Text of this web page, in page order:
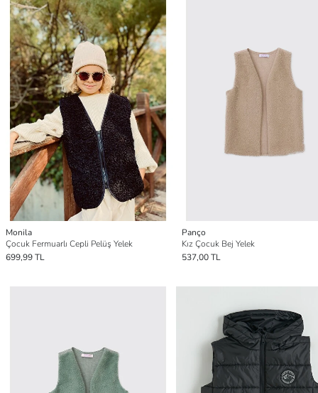
Monila
Çocuk Fermuarlı Cepli Pelüş Yelek
699,99 TL
Panço
Kız Çocuk Bej Yelek
537,00 TL